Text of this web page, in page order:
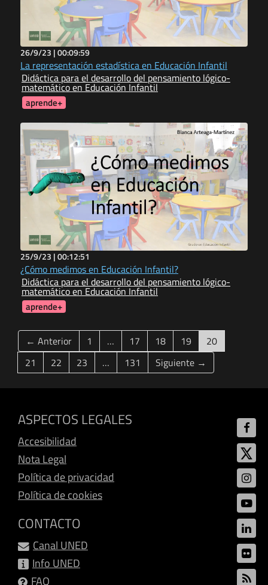
26/9/23 |00:09:59
La representación estadística en Educación Infantil
Didáctica para el desarrollo del pensamiento lógico-
matemático en Educación Infantil
aprende+
25/9/23 |00:12:51
¿Cómo medimos en Educación Infantil?
Didáctica para el desarrollo del pensamiento lógico-
matemático en Educación Infantil
aprende+
← Anterior 1 … 17 18 19 20(current)
21
22 23 … 131 Siguiente →
ASPECTOS LEGALES
Accesibilidad
Nota Legal
Política de privacidad
Política de cookies
CONTACTO
Canal UNED
Info UNED
FAQ